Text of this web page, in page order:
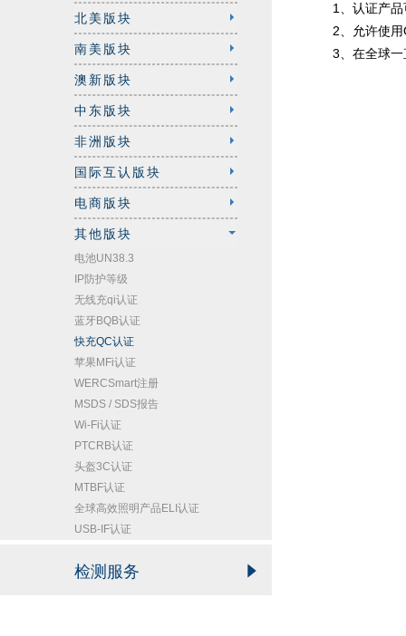
北美版块
南美版块
澳新版块
中东版块
非洲版块
国际互认版块
电商版块
其他版块
电池UN38.3
IP防护等级
无线充qi认证
蓝牙BQB认证
快充QC认证
苹果MFi认证
WERCSmart注册
MSDS / SDS报告
Wi-Fi认证
PTCRB认证
头盔3C认证
MTBF认证
全球高效照明产品ELI认证
USB-IF认证
检测服务
1、认证产
2、允许使
3、在全球